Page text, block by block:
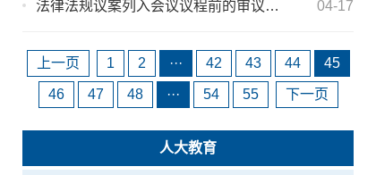
法律法规议案列入会议议程前的审议程序 04-17
上一页 1 2 ··· 42 43 44 45
46 47 48 ··· 54 55 下一页
人大教育